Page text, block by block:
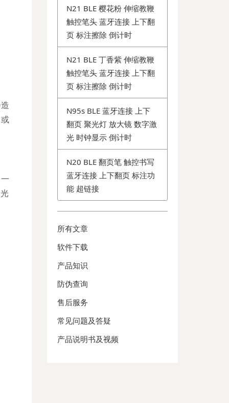
N21 BLE 樱花粉 伸缩教鞭
触控笔头 蓝牙连接 上下翻
页 标注擦除 倒计时
N21 BLE 丁香紫 伸缩教鞭
触控笔头 蓝牙连接 上下翻
页 标注擦除 倒计时
N95s BLE 蓝牙连接 上下
翻页 聚光灯 放大镜 数字激
光 时钟显示 倒计时
N20 BLE 翻页笔 触控书写
蓝牙连接 上下翻页 标注功
能 超链接
所有文章
软件下载
产品知识
防伪查询
售后服务
常见问题及答疑
产品说明书及视频